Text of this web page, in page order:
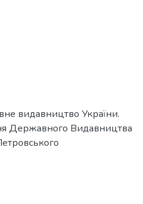
видавництво України.
Державного Видавництва